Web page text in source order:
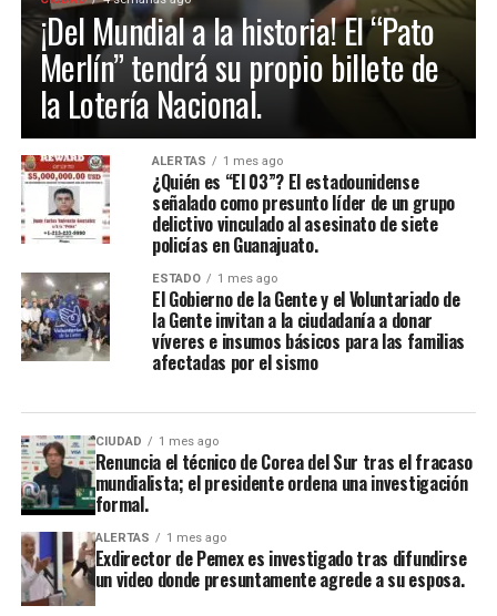
¡Del Mundial a la historia! El “Pato
Merlín” tendrá su propio billete de
la Lotería Nacional.
ALERTAS 1 mes ago
¿Quién es “El 03”? El estadounidense
señalado como presunto líder de un grupo
delictivo vinculado al asesinato de siete
policías en Guanajuato.
ESTADO 1 mes ago
El Gobierno de la Gente y el Voluntariado de
la Gente invitan a la ciudadanía a donar
víveres e insumos básicos para las familias
afectadas por el sismo
CIUDAD 1 mes ago
Renuncia el técnico de Corea del Sur tras el fracaso
mundialista; el presidente ordena una investigación
formal.
ALERTAS 1 mes ago
Exdirector de Pemex es investigado tras difundirse
un video donde presuntamente agrede a su esposa.